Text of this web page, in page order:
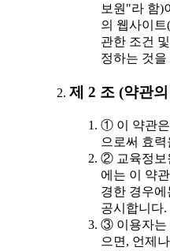
보원"라 함)
의 웹사이
관한 조건
정하는 것
제 2 조 (약관
① 이 약관은
으로써 효
② 교육정보
에는 이 약
경한 경우
공시합니다.
③ 이용자는
으면, 언제